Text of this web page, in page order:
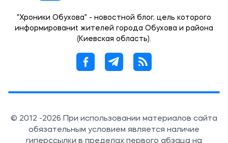
"Хроники Обухова" - новостной блог, цель которого
информированиt жителей города Обухова и района
(Киевская область).
© 2012 -2026 При использовании материалов сайта
обязательным условием является наличие
гиперссылки в пределах первого абзаца на